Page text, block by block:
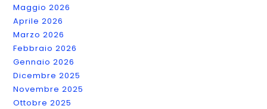
Maggio 2026
Aprile 2026
Marzo 2026
Febbraio 2026
Gennaio 2026
Dicembre 2025
Novembre 2025
Ottobre 2025